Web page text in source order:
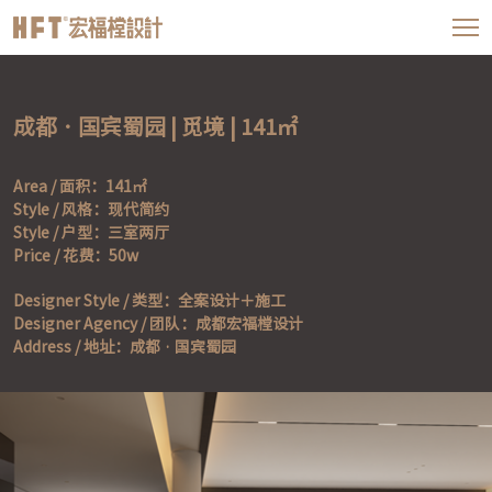
成都 · 国宾蜀园 | 觅境 | 141㎡
Area / 面积：141㎡
Style / 风格：现代简约
Style / 户型：三室两厅
Designer Style / 类型：全案设计＋施工
Designer Agency / 团队：成都宏福樘设计
Address / 地址：成都 · 国宾蜀园